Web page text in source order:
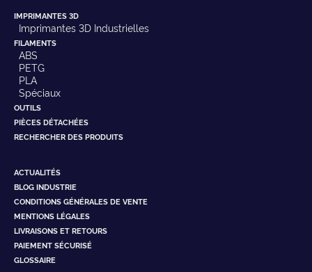
IMPRIMANTES 3D
Imprimantes 3D Industrielles
FILAMENTS
ABS
PETG
PLA
Spéciaux
OUTILS
PIÈCES DÉTACHÉES
RECHERCHER DES PRODUITS
ACTUALITÉS
BLOG INDUSTRIE
CONDITIONS GÉNÉRALES DE VENTE
MENTIONS LÉGALES
LIVRAISONS ET RETOURS
PAIEMENT SÉCURISÉ
GLOSSAIRE